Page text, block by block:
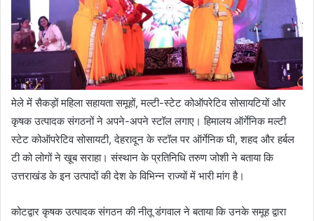
मेले में सैकड़ों महिला सहायता समूहों, मल्टी-स्टेट कोऑपरेटिव सोसायटियों और
कृषक उत्पादक संगठनों ने अपने-अपने स्टॉल लगाए। हिमालय ऑर्गेनिक मल्टी
स्टेट कोऑपरेटिव सोसायटी, देहरादून के स्टॉल पर ऑर्गेनिक घी, शहद और हर्बल
टी को लोगों ने खूब सराहा। संस्थान के प्रतिनिधि तरुण जोशी ने बताया कि
उत्तराखंड के इन उत्पादों की देश के विभिन्न राज्यों में भारी मांग है।
कोटद्वार कृषक उत्पादक संगठन की नीतू डंगवाल ने बताया कि उनके समूह द्वारा